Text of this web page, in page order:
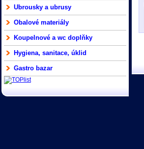
Ubrousky a ubrusy
Obalové materiály
Koupelnové a wc doplňky
Hygiena, sanitace, úklid
Gastro bazar